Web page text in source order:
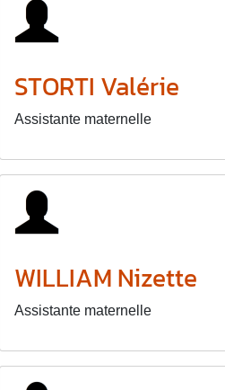
STORTI Valérie
Assistante maternelle
WILLIAM Nizette
Assistante maternelle